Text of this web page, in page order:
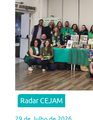
Radar CEJAM